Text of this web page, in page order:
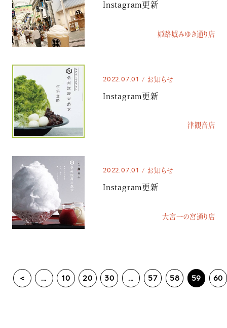
Instagram更新
姫路城みゆき通り店
2022.07.01 お知らせ
Instagram更新
津観音店
2022.07.01 お知らせ
Instagram更新
大宮一の宮通り店
< 10 20 30 57 58 59 60